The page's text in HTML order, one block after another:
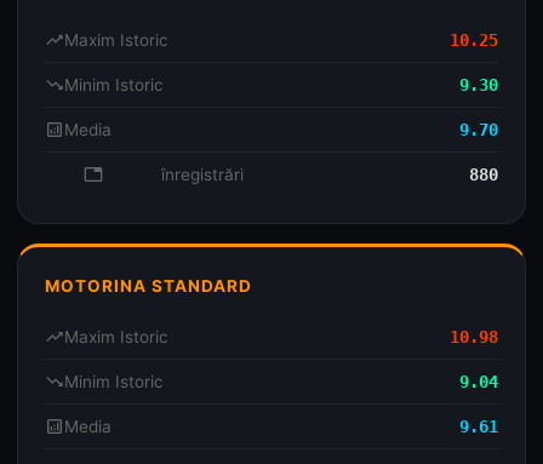
trending_upMaxim Istoric 10.25
trending_downMinim Istoric 9.30
analyticsMedia 9.70
database înregistrări 880
MOTORINA STANDARD
trending_upMaxim Istoric 10.98
trending_downMinim Istoric 9.04
analyticsMedia 9.61